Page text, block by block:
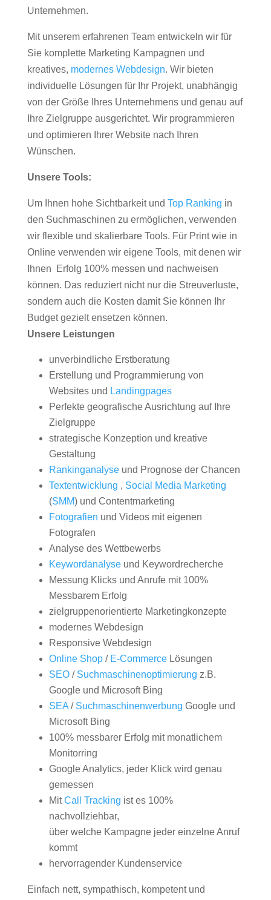
Unternehmen.
Mit unserem erfahrenen Team entwickeln wir für
Sie komplette Marketing Kampagnen und
kreatives, modernes Webdesign. Wir bieten
individuelle Lösungen für Ihr Projekt, unabhängig
von der Größe Ihres Unternehmens und genau auf
Ihre Zielgruppe ausgerichtet. Wir programmieren
und optimieren Ihrer Website nach Ihren
Wünschen.
Unsere Tools:
Um Ihnen hohe Sichtbarkeit und Top Ranking in
den Suchmaschinen zu ermöglichen, verwenden
wir flexible und skalierbare Tools. Für Print wie in
Online verwenden wir eigene Tools, mit denen wir
Ihnen Erfolg 100% messen und nachweisen
können. Das reduziert nicht nur die Streuverluste,
sondern auch die Kosten damit Sie können Ihr
Budget gezielt ensetzen können.
Unsere Leistungen
unverbindliche Erstberatung
Erstellung und Programmierung von
Websites und Landingpages
Perfekte geografische Ausrichtung auf Ihre
Zielgruppe
strategische Konzeption und kreative
Gestaltung
Rankinganalyseund Prognose der Chancen
Textentwicklung , Social Media Marketing
(SMM) und Contentmarketing
Fotografien und Videos mit eigenen
Fotografen
Analyse des Wettbewerbs
Keywordanalyseund Keywordrecherche
Messung Klicks und Anrufe mit 100%
Messbarem Erfolg
zielgruppenorientierte Marketingkonzepte
modernes Webdesign
Responsive Webdesign
Online Shop/ E-CommerceLösungen
SEO/ Suchmaschinenoptimierung z.B.
Google und Microsoft Bing
SEA/ Suchmaschinenwerbung Google und
Microsoft Bing
100% messbarer Erfolg mit monatlichem
Monitorring
Google Analytics, jeder Klick wird genau
gemessen
MitCall Tracking ist es 100%
nachvollziehbar,
über welche Kampagne jeder einzelne Anruf
kommt
hervorragender Kundenservice
Einfach nett, sympathisch, kompetent und